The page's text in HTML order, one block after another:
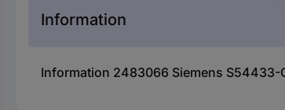
Information
Information 2483066 Siemens S54433-